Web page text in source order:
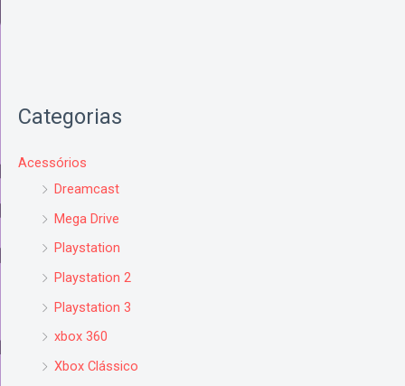
Categorias
Acessórios
Dreamcast
Mega Drive
Playstation
Playstation 2
Playstation 3
xbox 360
Xbox Clássico